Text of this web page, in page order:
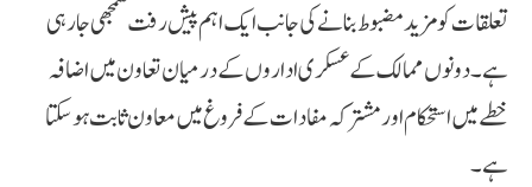
تعلقات کو مزید مضبوط بنانے کی جانب ایک اہم پیش رفت سمجھی جا رہی
ہے۔ دونوں ممالک کے عسکری اداروں کے درمیان تعاون میں اضافہ
خطے میں استحکام اور مشترکہ مفادات کے فروغ میں معاون ثابت ہو سکتا
ہے۔